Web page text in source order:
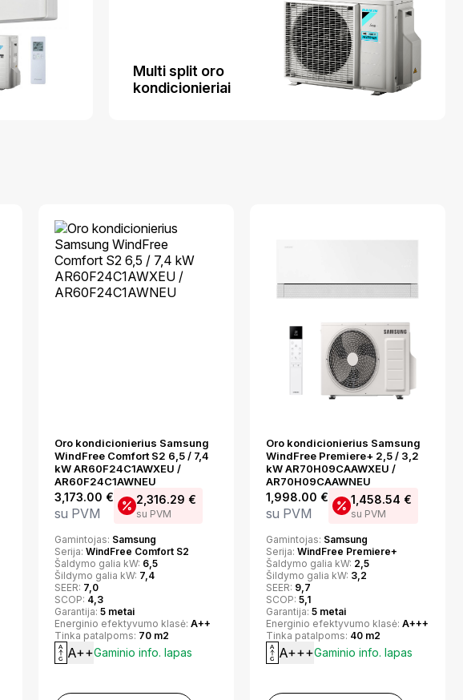
Multi split oro
kondicionieriai
Oro kondicionierius Samsung
WindFree Comfort S2 6,5 / 7,4
kW AR60F24C1AWXEU /
AR60F24C1AWNEU
3,173.00 €
su PVM
2,316.29 €
su PVM
Gamintojas: Samsung
Serija: WindFree Comfort S2
Šaldymo galia kW: 6,5
Šildymo galia kW: 7,4
SEER: 7,0
SCOP: 4,3
Garantija: 5 metai
Energinio efektyvumo klasė: A++
Tinka patalpoms: 70 m2
A++Gaminio info. lapas
Oro kondicionierius Samsung
WindFree Premiere+ 2,5 / 3,2
kW AR70H09CAAWXEU /
AR70H09CAAWNEU
1,998.00 €
su PVM
1,458.54 €
su PVM
Gamintojas: Samsung
Serija: WindFree Premiere+
Šaldymo galia kW: 2,5
Šildymo galia kW: 3,2
SEER: 9,7
SCOP: 5,1
Garantija: 5 metai
Energinio efektyvumo klasė: A+++
Tinka patalpoms: 40 m2
A+++Gaminio info. lapas